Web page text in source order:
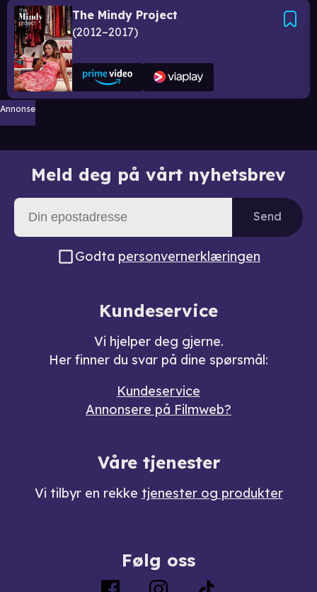
The Mindy Project
2012–2017
Annonse
Meld deg på vårt nyhetsbrev
Send
Godta personvernerklæringen
Kundeservice
Vi hjelper deg gjerne.
Her finner du svar på dine spørsmål:
Kundeservice
Annonsere på Filmweb?
Våre tjenester
Vi tilbyr en rekke tjenester og produkter
Følg oss